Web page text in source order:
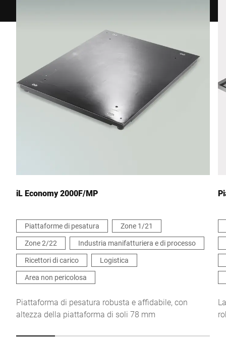
Città *
Continua a confermare che accetto l'uso dei miei dati per
elaborare questa richiesta. Ulteriori informazioni sono disponibili
inDichiarazione di protezione dei dati*
Anti-Robot Verification
Click to start verification
iL Economy 2000F/MP
Piattaforme di pesatura
Zone 1/21
Zone 2/22
Industria manifatturiera e di processo
Ricettori di carico
Logistica
Area non pericolosa
Piattaforma di pesatura robusta e affidabile, con
altezza della piattaforma di soli 78 mm